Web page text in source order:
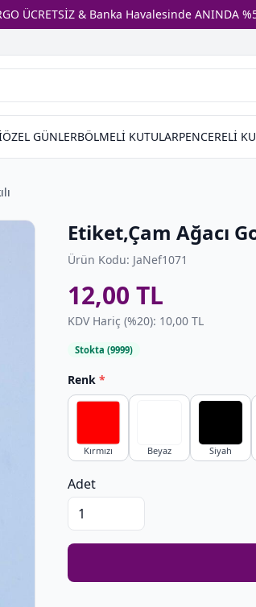
ÜCRETSİZ & Banka Havalesinde ANINDA
ÖZEL GÜNLERBÖLMELİ KUTULARPENCERELİ
Etiket,Çam Ağacı
Ürün Kodu: JaNef1071
12,00 TL
KDV Hariç (%20): 10,00 TL
Stokta (9999)
Renk *
Kırmızı Beyaz Siyah
Adet